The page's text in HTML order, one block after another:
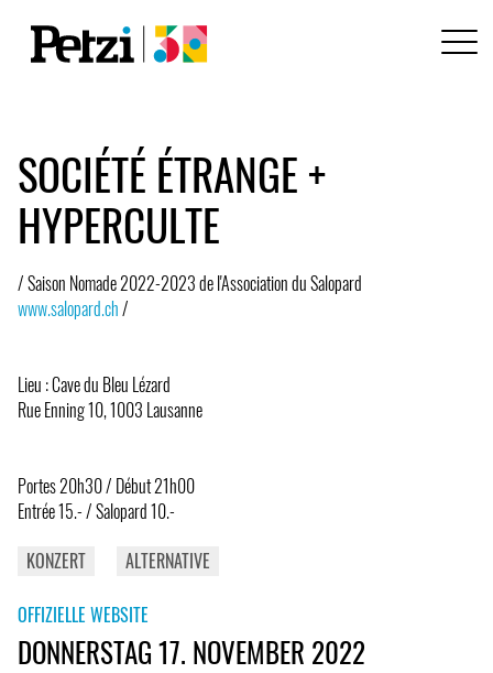
SOCIÉTÉ ÉTRANGE +
HYPERCULTE
/ Saison Nomade 2022-2023 de l'Association du Salopard
www.salopard.ch/
Lieu : Cave du Bleu Lézard
Rue Enning 10, 1003 Lausanne
Portes 20h30 / Début 21h00
Entrée 15.- / Salopard 10.-
KONZERT
ALTERNATIVE
OFFIZIELLE WEBSITE
DONNERSTAG 17. NOVEMBER 2022